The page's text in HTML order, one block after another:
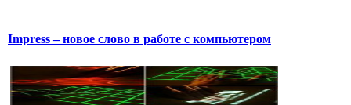
Impress – новое слово в работе с компьютером